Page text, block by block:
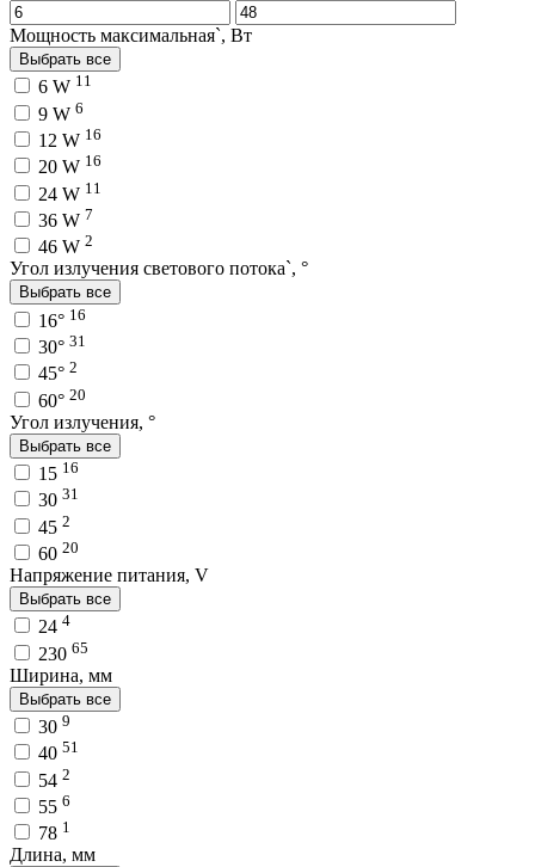
Мощность максимальная`, Вт
Выбрать все
6 W 11
9 W 6
12 W 16
20 W 16
24 W 11
36 W 7
46 W 2
Угол излучения светового потока`, °
Выбрать все
16° 16
30° 31
45° 2
60° 20
Угол излучения, °
Выбрать все
15 16
30 31
45 2
60 20
Напряжение питания, V
Выбрать все
24 4
230 65
Ширина, мм
Выбрать все
30 9
40 51
54 2
55 6
78 1
Длина, мм